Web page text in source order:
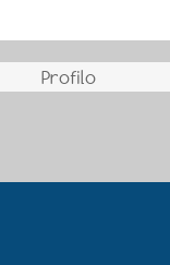
Profilo